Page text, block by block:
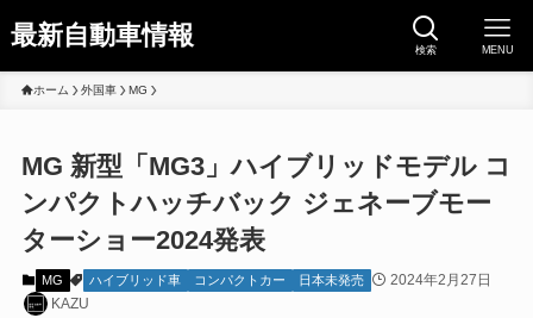
最新自動車情報 検索 MENU
ホーム 外国車 MG
MG 新型「MG3」ハイブリッドモデル コ
ンパクトハッチバック ジェネーブモー
ターショー2024発表
MG ハイブリッド車 コンパクトカー 日本未発売
2024年2月27日
KAZU